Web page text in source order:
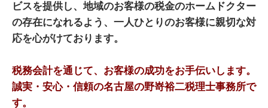
ビスを提供し、地域のお客様の税金のホームドクター
の存在になれるよう、一人ひとりのお客様に親切な対
応を心がけております。
税務会計を通じて、お客様の成功をお手伝いします。
誠実・安心・信頼の名古屋の野嵜裕二税理士事務所で
す。